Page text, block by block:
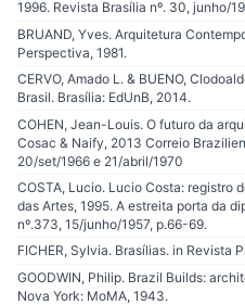
1996. Revista Brasília nº. 30, junho/
BRUAND, Yves. Arquitetura
Perspectiva, 1981.
CERVO, Amado L. & BUENO,
Brasil. Brasília: EdUnB, 2014.
COHEN, Jean-Louis. O futuro da
Cosac & Naify, 2013 Correio
20/set/1966 e 21/abril/1970
COSTA, Lucio. Lucio Costa: registro
das Artes, 1995. A estreita porta da
nº.373, 15/junho/1957, p.66-69.
FICHER, Sylvia. Brasílias. in Revista
GOODWIN, Philip. Brazil Builds:
Nova York: MoMA, 1943.